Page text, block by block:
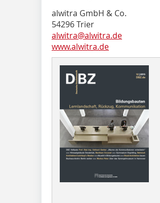
alwitra GmbH & Co.
54296 Trier
alwitra@alwitra.de
www.alwitra.de